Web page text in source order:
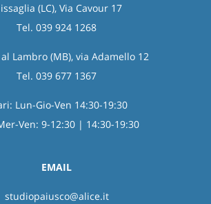
(LC), Via Cavour 17
Tel. 039 924 1268
Lambro (MB), via Adamello 12
Tel. 039 677 1367
Lun-Gio-Ven 14:30-19:30
Ven: 9-12:30 | 14:30-19:30
EMAIL
studiopaiusco@alice.it